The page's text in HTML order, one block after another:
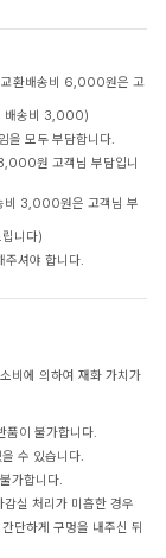
교환배송비 6,000원은 고
배송비 3,000)
을 모두 부담합니다.
원 고객님 부담입니
비 3,000원은 고객님 부
니다)
셔야 합니다.
비에 의하여 재화 가치가
이 불가합니다.
수 있습니다.
가합니다.
실 처리가 미흡한 경우
단하게 구멍을 내주신 뒤